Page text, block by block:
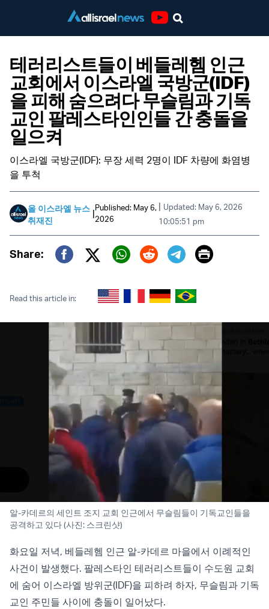
테러리스트들이 베들레헴 인근
교회에서 이스라엘 국방군(IDF)
을 피해 숨으려다 무슬림과 기독
교인 팔레스타인인들 간 충돌을
일으켜
이스라엘 국방군(IDF): 무장 세력 2명이 IDF 차량에 화염병
을 투척
올 이스라엘 뉴스
취재진
|Published: May 6,
2026
| Updated: May 6, 2026
10:05:51 pm
Share:
Twitter (X)
Print
Read this article in:
알-카데르의 세인트 조지 교회 인근에서 무슬림들이 기독교인들을
공격하고 있다 (사진: 스크린샷)
화요일 저녁, 베들레헴 인근 알-카데르 마을에서 이례적인
사건이 발생했다. 팔레스타인 테러리스트들이 수도원 교회
에 숨어 이스라엘 방위군(IDF)을 피하려 하자, 무슬림과 기독
교인 주민들 사이에 충돌이 일어났다.